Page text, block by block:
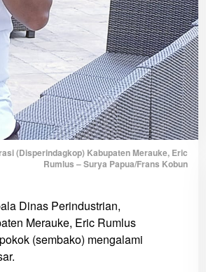
(Disperindagkop) Kabupaten Merauke, Eric
Rumlus – Surya Papua/Frans Kobun
Dinas Perindustrian,
Merauke, Eric Rumlus
(sembako) mengalami